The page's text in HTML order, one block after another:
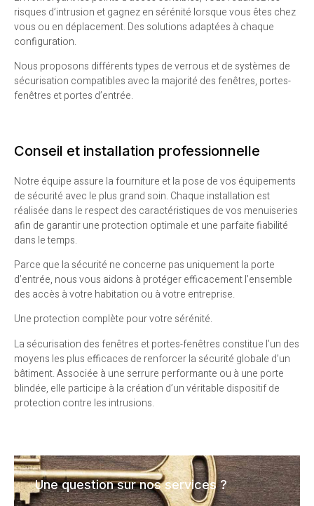
risques d’intrusion et gagnez en sérénité lorsque vous êtes chez
vous ou en déplacement. Des solutions adaptées à chaque
configuration.
Nous proposons différents types de verrous et de systèmes de
sécurisation compatibles avec la majorité des fenêtres, portes-
fenêtres et portes d’entrée.
Conseil et installation professionnelle
Notre équipe assure la fourniture et la pose de vos équipements
de sécurité avec le plus grand soin. Chaque installation est
réalisée dans le respect des caractéristiques de vos menuiseries
afin de garantir une protection optimale et une parfaite fiabilité
dans le temps.
Parce que la sécurité ne concerne pas uniquement la porte
d’entrée, nous vous aidons à protéger efficacement l’ensemble
des accès à votre habitation ou à votre entreprise.
Une protection complète pour votre sérénité.
La sécurisation des fenêtres et portes-fenêtres constitue l’un des
moyens les plus efficaces de renforcer la sécurité globale d’un
bâtiment. Associée à une serrure performante ou à une porte
blindée, elle participe à la création d’un véritable dispositif de
protection contre les intrusions.
Une question sur nos services ?